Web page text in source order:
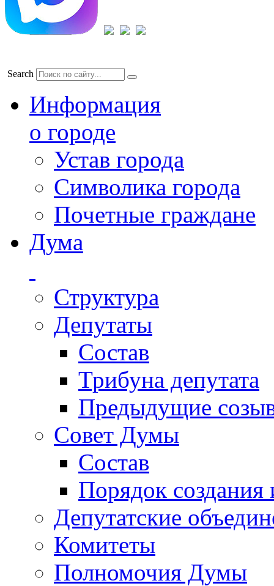
Search
Информация
о городе
Устав города
Символика города
Почетные граждане
Дума
Структура
Депутаты
Состав
Трибуна депутата
Предыдущие
Совет Думы
Состав
Порядок создания
Депутатские
Комитеты
Полномочия Думы